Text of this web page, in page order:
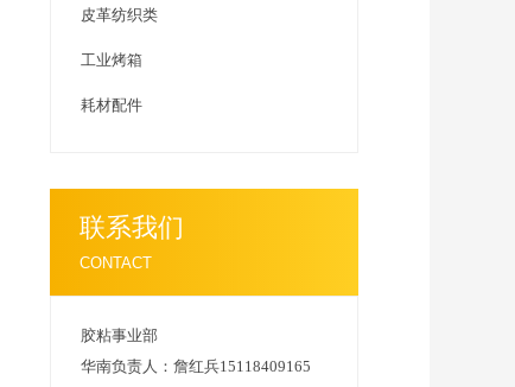
皮革纺织类
工业烤箱
耗材配件
联系我们
CONTACT
胶粘事业部
华南负责人：詹红兵15118409165